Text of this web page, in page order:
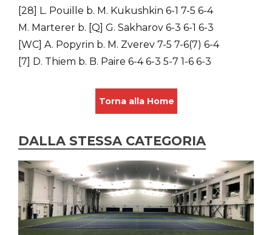
[28] L. Pouille b. M. Kukushkin 6-1 7-5 6-4
M. Marterer b. [Q] G. Sakharov 6-3 6-1 6-3
[WC] A. Popyrin b. M. Zverev 7-5 7-6(7) 6-4
[7] D. Thiem b. B. Paire 6-4 6-3 5-7 1-6 6-3
Torna alla Home
DALLA STESSA CATEGORIA